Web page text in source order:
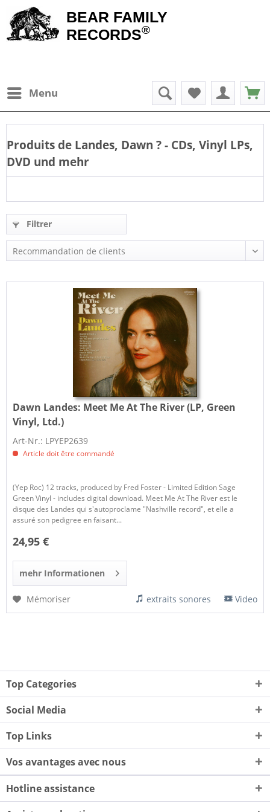
BEAR FAMILY
RECORDS®
Menu
Produits de Landes, Dawn ? - CDs, Vinyl LPs,
DVD und mehr
Filtrer
Dawn Landes: Meet Me At The River (LP, Green
Vinyl, Ltd.)
Art-Nr.: LPYEP2639
Article doit être commandé
(Yep Roc) 12 tracks, produced by Fred Foster - Limited Edition Sage
Green Vinyl - includes digital download. Meet Me At The River est le
disque des Landes qui s'autoproclame "Nashville record", et elle a
assuré son pedigree en faisant...
24,95 €
mehr Informationen
Mémoriser extraits sonores Video
Top Categories
Social Media
Top Links
Vos avantages avec nous
Hotline assistance